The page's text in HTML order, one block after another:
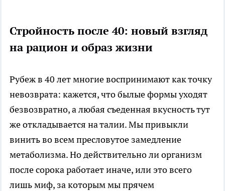
Стройность после 40: новый взгляд
на рацион и образ жизни
Рубеж в 40 лет многие воспринимают как точку
невозврата: кажется, что былые формы уходят
безвозвратно, а любая съеденная вкусность тут
же откладывается на талии. Мы привыкли
винить во всем пресловутое замедление
метаболизма. Но действительно ли организм
после сорока работает иначе, или это всего
лишь миф, за которым мы прячем